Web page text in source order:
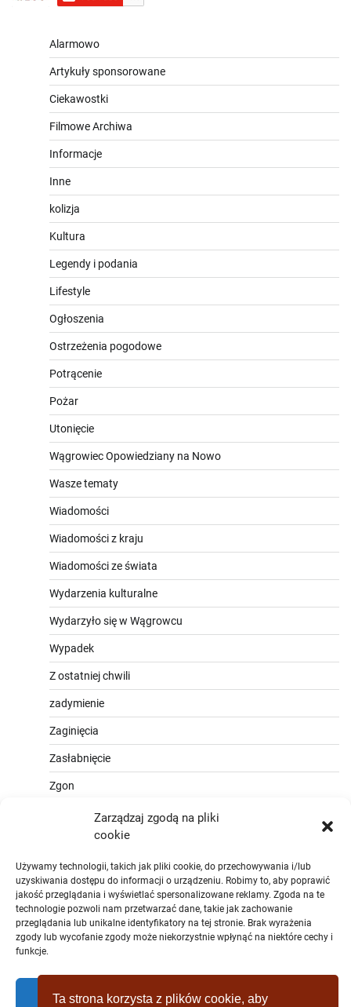
Zarządzaj zgodą na pliki
cookie
Używamy technologii, takich jak pliki cookie, do przechowywania i/lub
uzyskiwania dostępu do informacji o urządzeniu. Robimy to, aby poprawić
jakość przeglądania i wyświetlać spersonalizowane reklamy. Zgoda na te
technologie pozwoli nam przetwarzać dane, takie jak zachowanie
przeglądania lub unikalne identyfikatory na tej stronie. Brak wyrażenia
zgody lub wycofanie zgody może niekorzystnie wpłynąć na niektóre cechy i
funkcje.
Zaakceptować
Alarmowo
Artykuły sponsorowane
Ciekawostki
Filmowe Archiwa
Informacje
Inne
kolizja
Kultura
Legendy i podania
Lifestyle
Ogłoszenia
Ostrzeżenia pogodowe
Potrącenie
Pożar
Utonięcie
Wągrowiec Opowiedziany na Nowo
Wasze tematy
Wiadomości
Wiadomości z kraju
Wiadomości ze świata
Wydarzenia kulturalne
Wydarzyło się w Wągrowcu
Wypadek
Z ostatniej chwili
zadymienie
Zaginięcia
Zasłabnięcie
Zgon
Ta strona korzysta z plików cookie, aby